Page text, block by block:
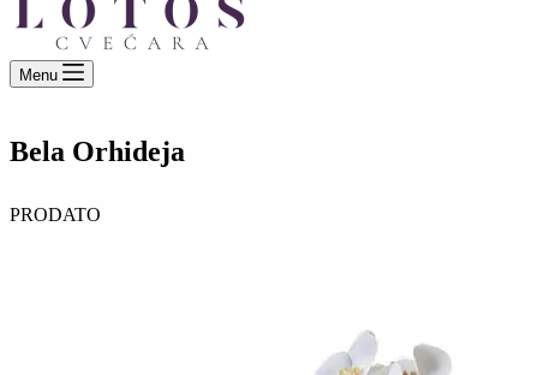
Menu
Bela Orhideja
PRODATO